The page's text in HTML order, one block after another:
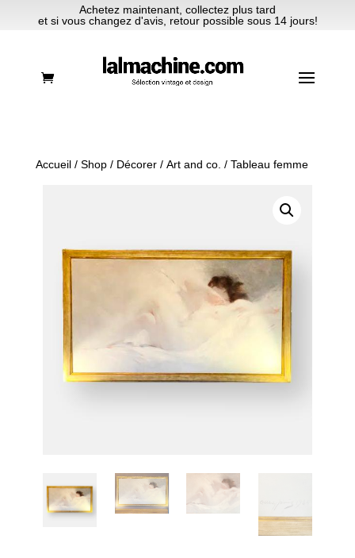
Achetez maintenant, collectez plus tard
et si vous changez d'avis, retour possible sous 14 jours!
Accueil/ Shop/ Décorer/ Art and co. / Tableau femme